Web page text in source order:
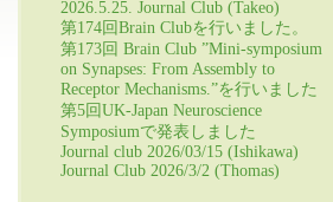
2026.5.25. Journal Club (Takeo)
第174回Brain Clubを行いました。
第173回 Brain Club ”Mini-symposium
on Synapses: From Assembly to
Receptor Mechanisms.”を行いました
第5回UK-Japan Neuroscience
Symposiumで発表しました
Journal club 2026/03/15 (Ishikawa)
Journal Club 2026/3/2 (Thomas)